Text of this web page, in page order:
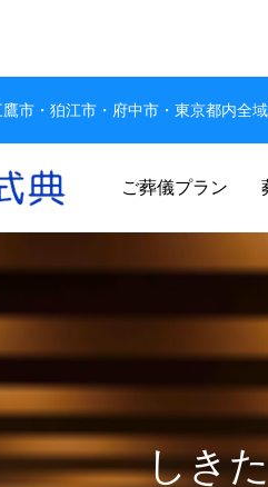
市・狛江市・府中市・東京都内全
ご葬儀プラン
しき